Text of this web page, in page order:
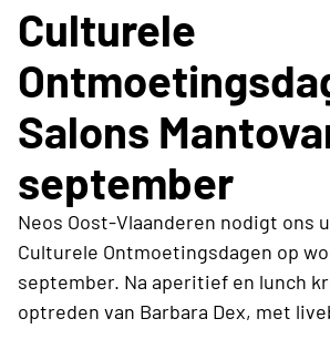
Culturele
Salons
september
Neos Oost-Vlaanderen nodigt ons
Culturele Ontmoetingsdagen op
september. Na aperitief en lunch
optreden van Barbara Dex, met